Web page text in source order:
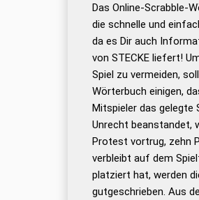
Wortwurzel liefert
Wortanalyse-
Wortbedeutung,
Gültigkeit eines
bestimmen!
Wörterbücher sind:
Das Online-Scrabble-
die schnelle und
da es Dir auch
von STECKE liefert!
Spiel zu vermeiden,
Wörterbuch einigen,
Mitspieler das gelegte
Unrecht beanstandet,
Protest vortrug, zehn
verbleibt auf dem
platziert hat, werden
gutgeschrieben. Aus